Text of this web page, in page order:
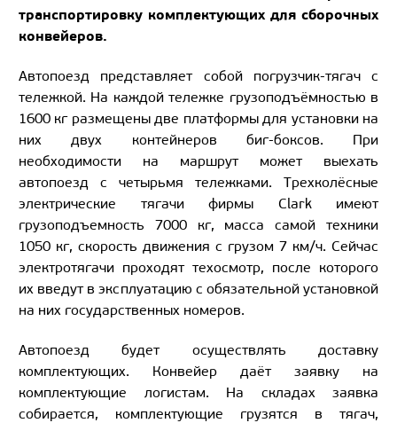
транспортировку комплектующих для сборочных
конвейеров.
Автопоезд представляет собой погрузчик-тягач с
тележкой. На каждой тележке грузоподъёмностью в
1600 кг размещены две платформы для установки на
них двух контейнеров биг-боксов. При
необходимости на маршрут может выехать
автопоезд с четырьмя тележками. Трехколёсные
электрические тягачи фирмы Clark имеют
грузоподъемность 7000 кг, масса самой техники
1050 кг, скорость движения с грузом 7 км/ч. Сейчас
электротягачи проходят техосмотр, после которого
их введут в эксплуатацию с обязательной установкой
на них государственных номеров.
Автопоезд будет осуществлять доставку
комплектующих. Конвейер даёт заявку на
комплектующие логистам. На складах заявка
собирается, комплектующие грузятся в тягач,